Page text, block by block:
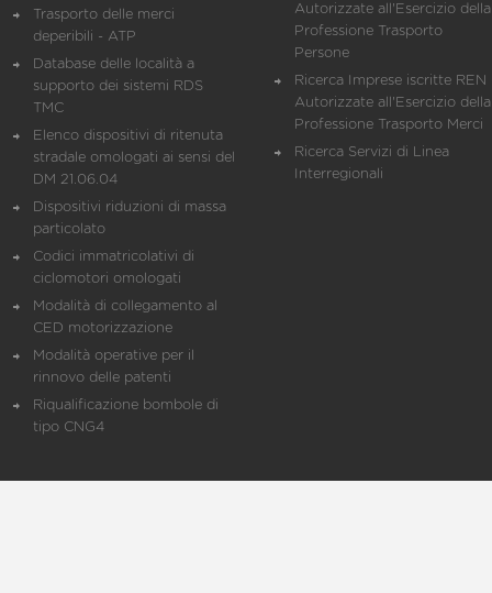
Trasporto delle merci
deperibili - ATP
Database delle località a
supporto dei sistemi RDS
TMC
Elenco dispositivi di ritenuta
stradale omologati ai sensi del
DM 21.06.04
Dispositivi riduzioni di massa
particolato
Codici immatricolativi di
ciclomotori omologati
Modalità di collegamento al
CED motorizzazione
Modalità operative per il
rinnovo delle patenti
Riqualificazione bombole di
tipo CNG4
Autorizzate all'Esercizio della
Professione Trasporto
Persone
Ricerca Imprese iscritte REN
Autorizzate all'Esercizio della
Professione Trasporto Merci
Ricerca Servizi di Linea
Interregionali